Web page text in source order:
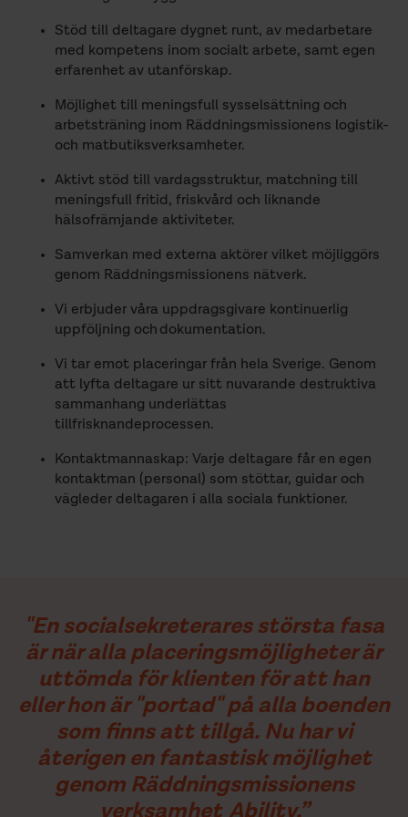
Stöd till deltagare dygnet runt, av medarbetare
med kompetens inom socialt arbete, samt egen
erfarenhet av utanförskap.
Möjlighet till meningsfull sysselsättning och
arbetsträning inom Räddningsmissionens logistik-
och matbutiksverksamheter.
Aktivt stöd till vardagsstruktur, matchning till
meningsfull fritid, friskvård och liknande
hälsofrämjande aktiviteter.
Samverkan med externa aktörer vilket möjliggörs
genom Räddningsmissionens nätverk.
Vi erbjuder våra uppdragsgivare kontinuerlig
uppföljning och dokumentation.
Vi tar emot placeringar från hela Sverige. Genom
att lyfta deltagare ur sitt nuvarande destruktiva
sammanhang underlättas
tillfrisknandeprocessen.
Kontaktmannaskap: Varje deltagare får en egen
kontaktman (personal) som stöttar, guidar och
vägleder deltagaren i alla sociala funktioner.
"En socialsekreterares största fasa
är när alla placeringsmöjligheter är
uttömda för klienten för att han
eller hon är "portad" på alla boenden
som finns att tillgå. Nu har vi
återigen en fantastisk möjlighet
genom Räddningsmissionens
verksamhet Ability.”